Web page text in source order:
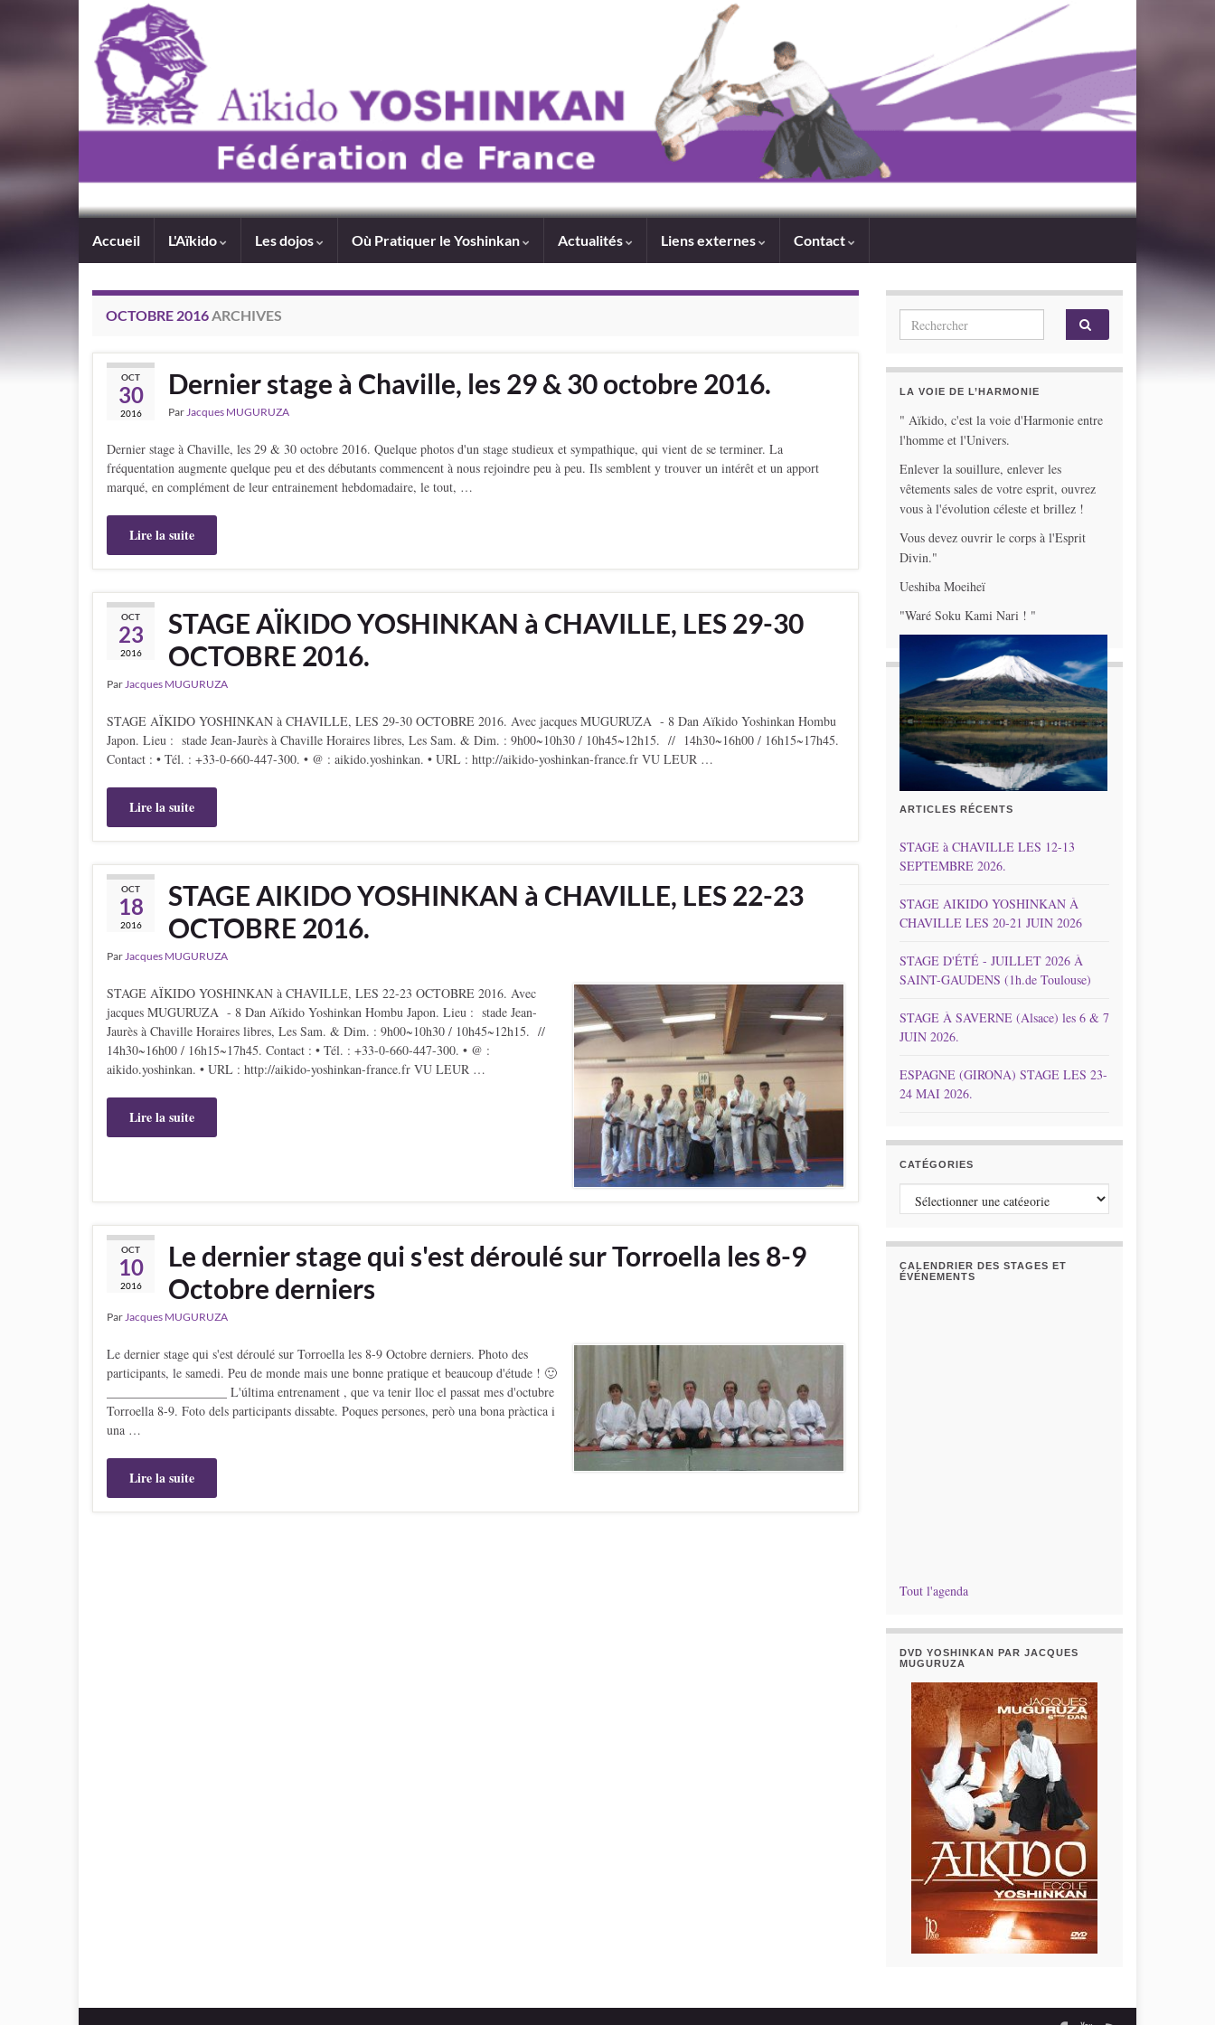
Accueil L'Aïkido Les dojos Où Pratiquer le Yoshinkan Actualités Liens externes Contact
OCTOBRE 2016ARCHIVES
OCT
30
2016
Dernier stage à Chaville, les 29 & 30 octobre 2016.
ParJacques MUGURUZA
Dernier stage à Chaville, les 29 & 30 octobre 2016. Quelque photos d'un stage studieux et sympathique, qui vient de se terminer. La
fréquentation augmente quelque peu et des débutants commencent à nous rejoindre peu à peu. Ils semblent y trouver un intérêt et un apport
marqué, en complément de leur entrainement hebdomadaire, le tout, …
Lire la suite
OCT
23
2016
STAGE AÏKIDO YOSHINKAN à CHAVILLE, LES 29-30
OCTOBRE 2016.
ParJacques MUGURUZA
STAGE AÏKIDO YOSHINKAN à CHAVILLE, LES 29-30 OCTOBRE 2016. Avec jacques MUGURUZA - 8 Dan Aïkido Yoshinkan Hombu
Japon. Lieu : stade Jean-Jaurès à Chaville Horaires libres, Les Sam. & Dim. : 9h00~10h30 / 10h45~12h15. // 14h30~16h00 / 16h15~17h45.
Contact : • Tél. : +33-0-660-447-300. • @ : aikido.yoshinkan. • URL : http://aikido-yoshinkan-france.fr VU LEUR …
Lire la suite
OCT
18
2016
STAGE AIKIDO YOSHINKAN à CHAVILLE, LES 22-23
OCTOBRE 2016.
ParJacques MUGURUZA
STAGE AÏKIDO YOSHINKAN à CHAVILLE, LES 22-23 OCTOBRE 2016. Avec
jacques MUGURUZA - 8 Dan Aïkido Yoshinkan Hombu Japon. Lieu : stade Jean-
Jaurès à Chaville Horaires libres, Les Sam. & Dim. : 9h00~10h30 / 10h45~12h15. //
14h30~16h00 / 16h15~17h45. Contact : • Tél. : +33-0-660-447-300. • @ :
aikido.yoshinkan. • URL : http://aikido-yoshinkan-france.fr VU LEUR …
Lire la suite
OCT
10
2016
Le dernier stage qui s'est déroulé sur Torroella les 8-9
Octobre derniers
Par Jacques MUGURUZA
Le dernier stage qui s'est déroulé sur Torroella les 8-9 Octobre derniers. Photo des
participants, le samedi. Peu de monde mais une bonne pratique et beaucoup d'étude ! 🙂
___________________ L'última entrenament , que va tenir lloc el passat mes d'octubre
Torroella 8-9. Foto dels participants dissabte. Poques persones, però una bona pràctica i
una …
Lire la suite
Search for:
LA VOIE DE L’HARMONIE
" Aïkido, c'est la voie d'Harmonie entre
l'homme et l'Univers.
Enlever la souillure, enlever les
vêtements sales de votre esprit, ouvrez
vous à l'évolution céleste et brillez !
Vous devez ouvrir le corps à l'Esprit
Divin."
Ueshiba Moeiheï
"Waré Soku Kami Nari ! "
ARTICLES RÉCENTS
STAGE à CHAVILLE LES 12-13
SEPTEMBRE 2026.
STAGE AIKIDO YOSHINKAN À
CHAVILLE LES 20-21 JUIN 2026
STAGE D'ÉTÉ - JUILLET 2026 À
SAINT-GAUDENS (1h.de Toulouse)
STAGE À SAVERNE (Alsace) les 6 & 7
JUIN 2026.
ESPAGNE (GIRONA) STAGE LES 23-
24 MAI 2026.
CATÉGORIES
Catégories
CALENDRIER DES STAGES ET
ÉVÉNEMENTS
Tout l'agenda
DVD YOSHINKAN PAR JACQUES
MUGURUZA